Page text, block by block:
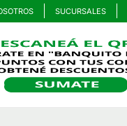
SUCURSALES